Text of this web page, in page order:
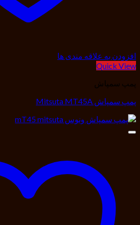
افزودن به علاقه مندی ها
Quick View
پمپ سمپاش
پمپ سمپاش Mitsuta MT45A